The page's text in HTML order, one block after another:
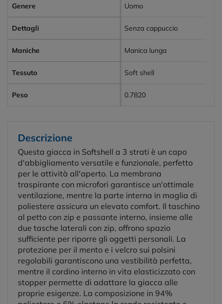
Genere Uomo
Dettagli Senza cappuccio
Maniche Manica lunga
Tessuto Soft shell
Peso 0.7820
Descrizione
Questa giacca in Softshell a 3 strati è un capo
d'abbigliamento versatile e funzionale, perfetto
per le attività all'aperto. La membrana
traspirante con microfori garantisce un'ottimale
ventilazione, mentre la parte interna in maglia di
poliestere assicura un elevato comfort. Il taschino
al petto con zip e passante interno, insieme alle
due tasche laterali con zip, offrono spazio
sufficiente per riporre gli oggetti personali. La
protezione per il mento e i velcro sui polsini
regolabili garantiscono una vestibilità perfetta,
mentre il cordino interno in vita elasticizzato con
stopper permette di adattare la giacca alle
proprie esigenze. La composizione in 94%